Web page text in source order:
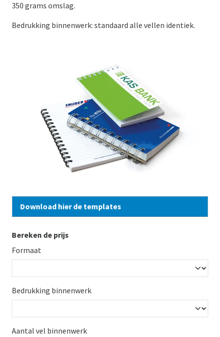
350 grams omslag.
Bedrukking binnenwerk: standaard alle vellen identiek.
Download hier de templates
Bereken de prijs
Formaat
Bedrukking binnenwerk
Aantal vel binnenwerk